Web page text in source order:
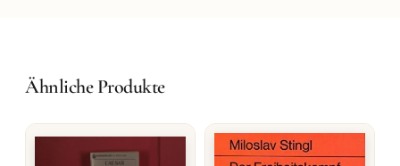
Ähnliche Produkte